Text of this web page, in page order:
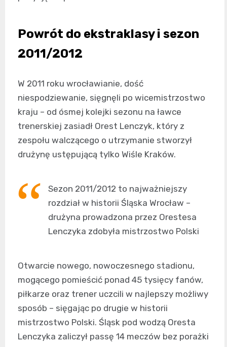
Powrót do ekstraklasy i sezon
2011/2012
W 2011 roku wrocławianie, dość
niespodziewanie, sięgnęli po wicemistrzostwo
kraju – od ósmej kolejki sezonu na ławce
trenerskiej zasiadł Orest Lenczyk, który z
zespołu walczącego o utrzymanie stworzył
drużynę ustępującą tylko Wiśle Kraków.
Sezon 2011/2012 to najważniejszy
rozdział w historii Śląska Wrocław –
drużyna prowadzona przez Orestesa
Lenczyka zdobyła mistrzostwo Polski
Otwarcie nowego, nowoczesnego stadionu,
mogącego pomieścić ponad 45 tysięcy fanów,
piłkarze oraz trener uczcili w najlepszy możliwy
sposób – sięgając po drugie w historii
mistrzostwo Polski. Śląsk pod wodzą Oresta
Lenczyka zaliczył passę 14 meczów bez porażki